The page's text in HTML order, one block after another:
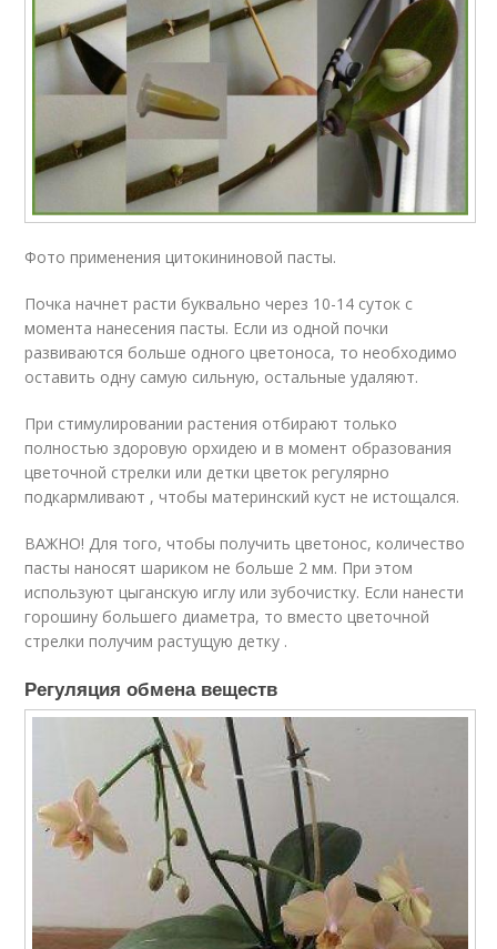
Фото применения цитокининовой пасты.
Почка начнет расти буквально через 10-14 суток с
момента нанесения пасты. Если из одной почки
развиваются больше одного цветоноса, то необходимо
оставить одну самую сильную, остальные удаляют.
При стимулировании растения отбирают только
полностью здоровую орхидею и в момент образования
цветочной стрелки или детки цветок регулярно
подкармливают , чтобы материнский куст не истощался.
ВАЖНО! Для того, чтобы получить цветонос, количество
пасты наносят шариком не больше 2 мм. При этом
используют цыганскую иглу или зубочистку. Если нанести
горошину большего диаметра, то вместо цветочной
стрелки получим растущую детку .
Регуляция обмена веществ